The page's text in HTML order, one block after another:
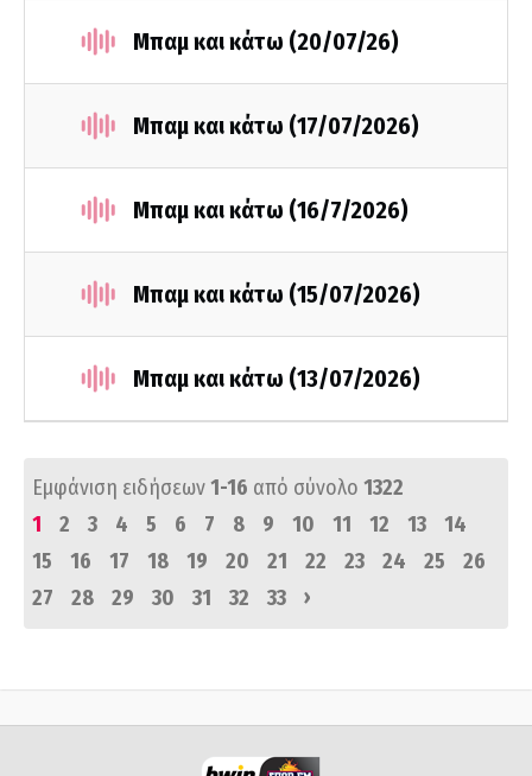
Μπαμ και κάτω (20/07/26)
Μπαμ και κάτω (17/07/2026)
Μπαμ και κάτω (16/7/2026)
Μπαμ και κάτω (15/07/2026)
Μπαμ και κάτω (13/07/2026)
Εμφάνιση ειδήσεων1-16 από σύνολο 1322
1
2 3 4 5 6 7 8 9 10 11 12 13
14
15
16 17 18 19 20 21 22 23 24 25
26
27
28 29 30 31 32 33 ›